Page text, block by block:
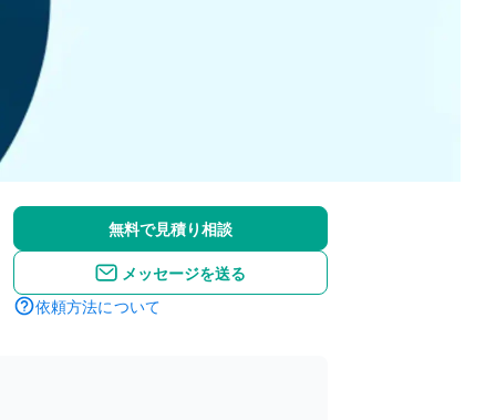
無料で見積り相談
メッセージを送る
依頼方法について